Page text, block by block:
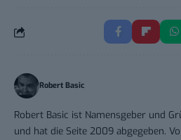
Robert Basic
Robert Basic ist Namensgeber und
und hat die Seite 2009 abgegeben.